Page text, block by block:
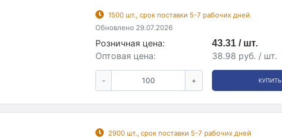
1500 шт., срок поставки 5-7 рабочих дней
Обновлено 29.07.2026
Розничная цена:
43.31 / шт.
Оптовая цена:
38.98 руб. / шт.
- + КУПИТЬ
2900 шт., срок поставки 5-7 рабочих дней